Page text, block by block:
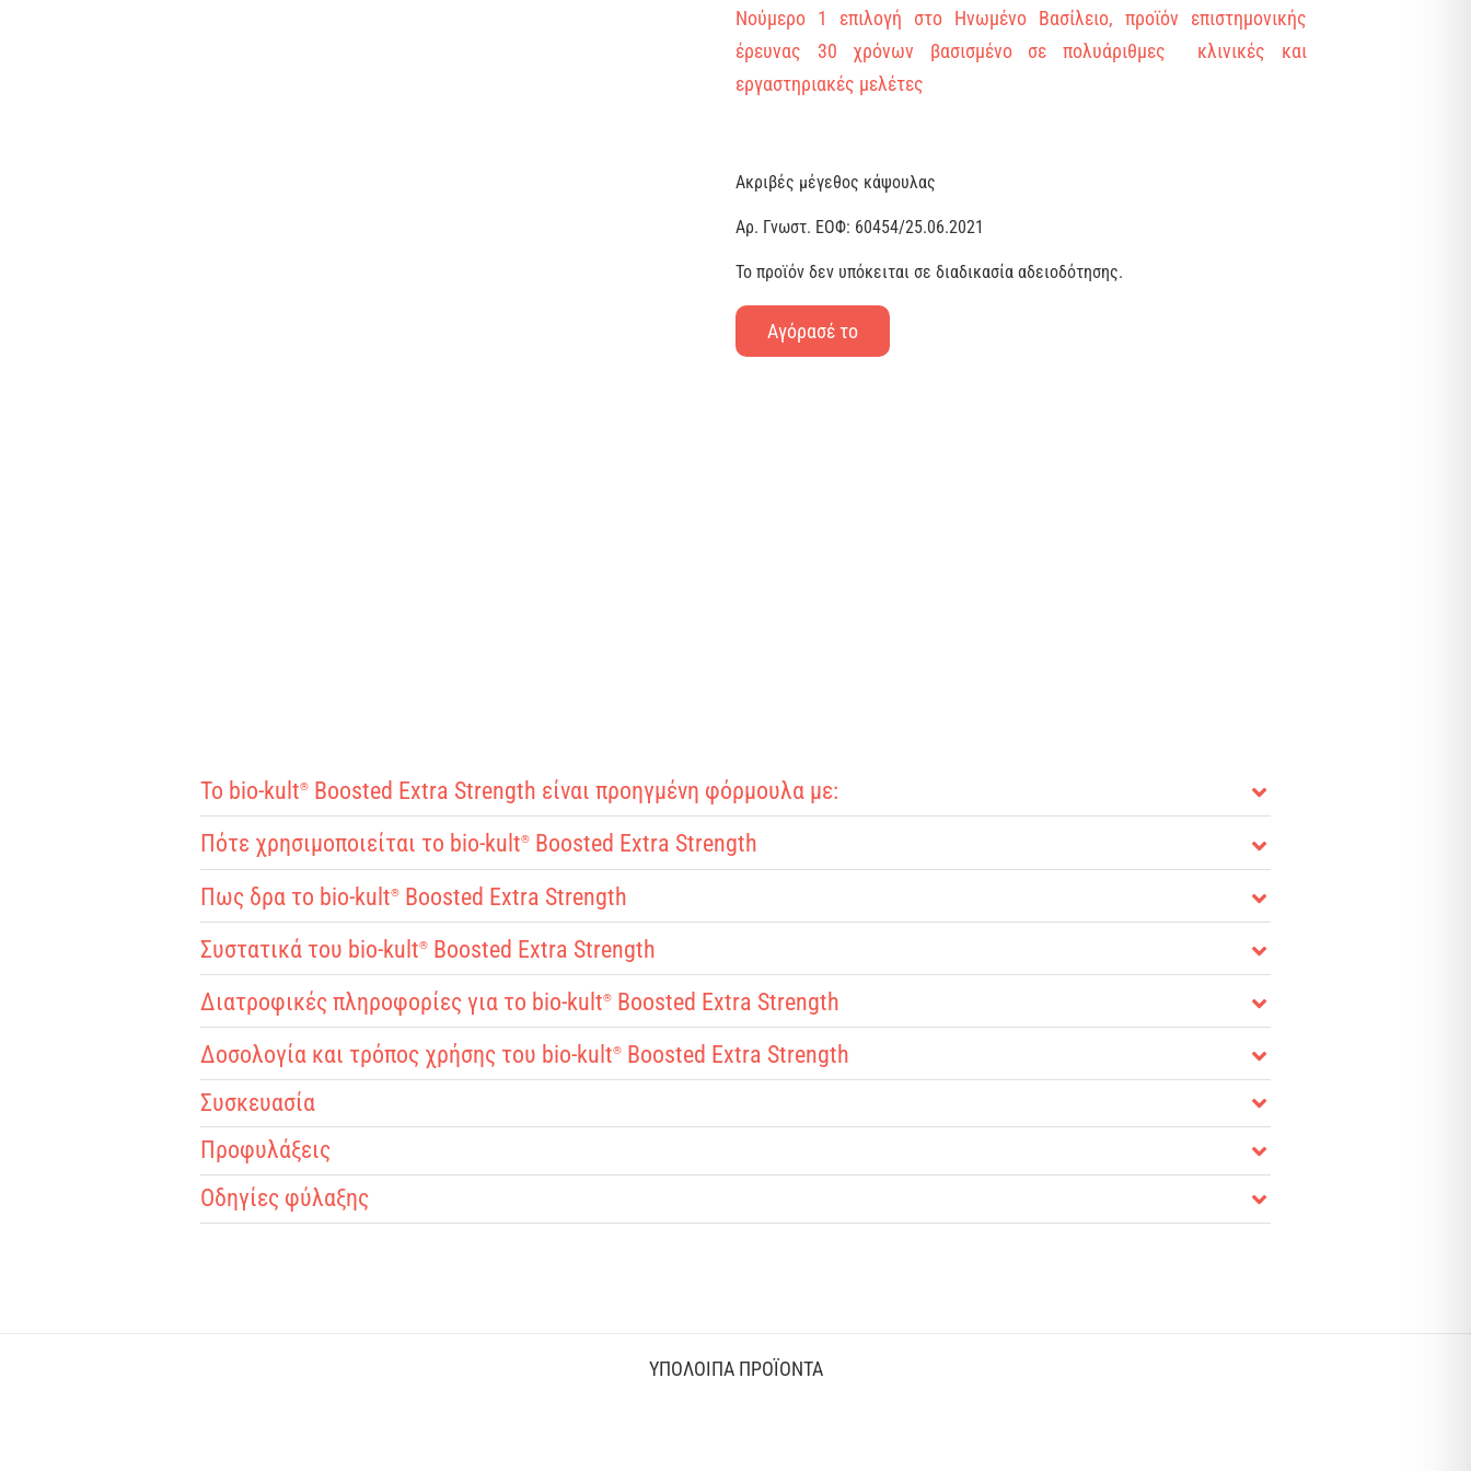
Νούμερο 1 επιλογή στο Ηνωμένο Βασίλειο, προϊόν επιστημονικής
έρευνας 30 χρόνων βασισμένο σε πολυάριθμες κλινικές και
εργαστηριακές μελέτες
Ακριβές μέγεθος κάψουλας
Αρ. Γνωστ. ΕΟΦ: 60454/25.06.2021
Το προϊόν δεν υπόκειται σε διαδικασία αδειοδότησης.
Αγόρασέ το
Το bio-kult®
Boosted Extra Strength είναι προηγμένη φόρμουλα με:
Πότε χρησιμοποιείται το bio-kult®
Boosted Extra Strength
Πως δρα το bio-kult® Boosted Extra Strength
Συστατικά του bio-kult® Boosted Extra Strength
Διατροφικές πληροφορίες για το bio-kult® Boosted Extra Strength
Δοσολογία και τρόπος χρήσης του bio-kult® Boosted Extra Strength
Συσκευασία
Προφυλάξεις
Οδηγίες φύλαξης
ΥΠΟΛΟΙΠΑ ΠΡΟΪΟΝΤΑ